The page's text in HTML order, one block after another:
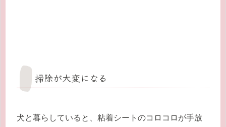
掃除が大変になる
犬と暮らしていると、粘着シートのコロコロが手放